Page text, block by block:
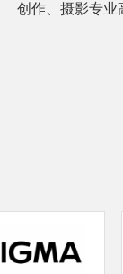
创作、摄影专业